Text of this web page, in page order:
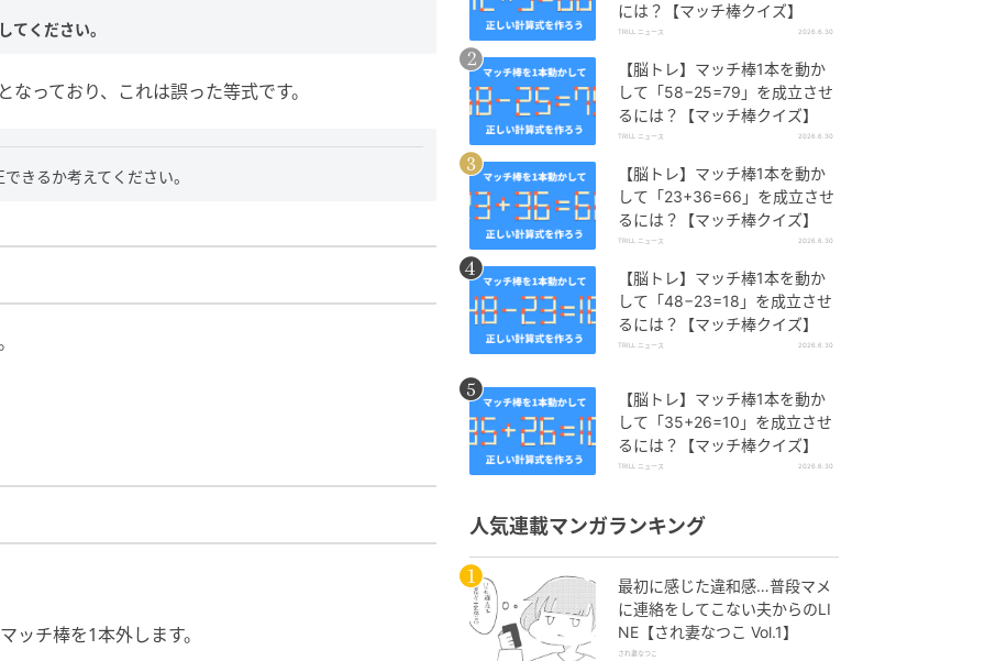
てください。
っており、これは誤った等式です。
きるか考えてください。
ッチ棒を1本外します。
には？【マッチ棒クイズ】
TRILL ニュース 2026.6.30
【脳トレ】マッチ棒1本を動か
して「58−25=79」を成立させ
るには？【マッチ棒クイズ】
TRILL ニュース 2026.6.30
【脳トレ】マッチ棒1本を動か
して「23+36=66」を成立させ
るには？【マッチ棒クイズ】
TRILL ニュース 2026.6.30
【脳トレ】マッチ棒1本を動か
して「48−23=18」を成立させ
るには？【マッチ棒クイズ】
TRILL ニュース 2026.6.30
【脳トレ】マッチ棒1本を動か
して「35+26=10」を成立させ
るには？【マッチ棒クイズ】
TRILL ニュース 2026.6.30
人気連載マンガランキング
最初に感じた違和感…普段マメ
に連絡をしてこない夫からのLI
NE【され妻なつこ Vol.1】
され妻なつこ